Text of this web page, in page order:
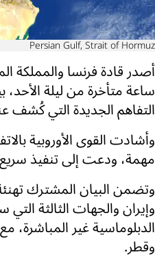
Persian Gulf, Strait of Hormuz
أصدر قادة فرنسا والمملكة
ساعة متأخرة من ليلة الأحد،
التفاهم الجديدة التي
وأشادت القوى الأوروبية
مهمة، ودعت إلى تنفيذ
وتضمن البيان المشترك
وإيران والجهات الثالثة
الدبلوماسية غير المباشرة،
وقطر.